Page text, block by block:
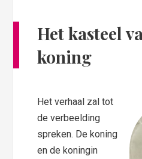
Het kasteel
koning
Het verhaal zal tot
de verbeelding
spreken. De koning
en de koningin